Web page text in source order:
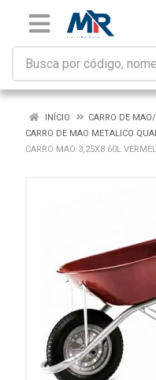
INÍCIO
CARRO DE
CARRO DE MAO METALICO
CARRO MAO 3,25X8 60L